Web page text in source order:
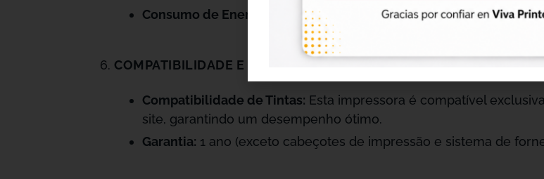
Consumo de Energia:
Impressora: 1000W; Fonte de Refrigeração:
COMPATIBILIDADE E GARANTIA
Compatibilidade de Tintas: Esta impressora é compatível
site, garantindo um desempenho ótimo.
Garantia: 1 ano (exceto cabeçotes de impressão e sistema de